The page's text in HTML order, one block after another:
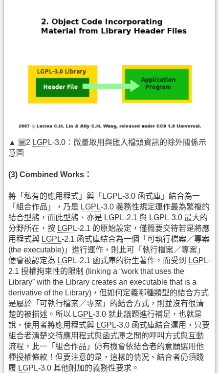
▲ 圖2 LGPL-3.0：微量取用與匯入檔頭資訊的除外關係示
意圖
(3) Combined Works：
將「私有的應用程式」與「LGPL-3.0 函式庫」結合為一
「組合作品」，乃是 LGPL-3.0 義務性規定運作最為繁複的
結合型態，而此型態、亦是 LGPL-2.1 與 LGPL-3.0 最大的
分野所在，按 LGPL-2.1 的原始設定，僅簡要交待若是將應
用程式與 LGPL-2.1 函式庫結合為一個「可執行檔案／專案
(the executable)」進行運作，則此可「執行檔案／專案」
便會被認定為 LGPL-2.1 函式庫的衍生著作，而受到 LGPL-
2.1 授權拘束性的限制 (linking a “work that uses the
Library” with the Library creates an executable that is a
derivative of the Library)，但如何定義哪種類型的結合方式
是屬於「可執行檔案／專案」的結合方式，則並沒有很清
楚的被描述。所以 LGPL-3.0 就此議題進行補足，也就是
說、使用者將應用程式與 LGPL-3.0 函式庫結合運用，只要
組合者清楚交待應用程式與函式庫之間的呼叫方式與互動
流程，此一「組合作品」仍有機會依結合者的意願選用他
種授權條款！但要注意的是，這樣的情況、結合者仍須踐
履 LGPL-3.0 其他附加的義務性要求。